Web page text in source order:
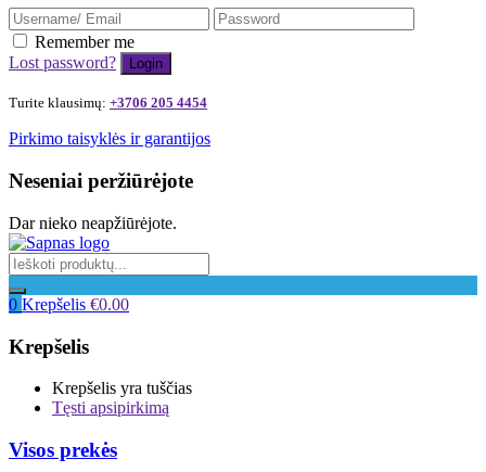
Remember me
Lost password?
Turite klausimų: +3706 205 4454
Pirkimo taisyklės ir garantijos
Neseniai peržiūrėjote
Dar nieko neapžiūrėjote.
0 Krepšelis €0.00
Krepšelis
Krepšelis yra tuščias
Tęsti apsipirkimą
Visos prekės